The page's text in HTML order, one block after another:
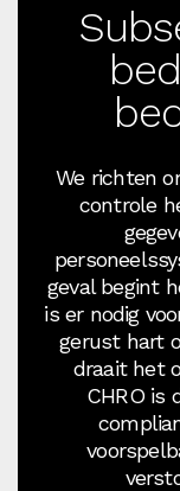
We richten
controle
geval begint
is er nodig
gerust hart
draait het
CHRO is